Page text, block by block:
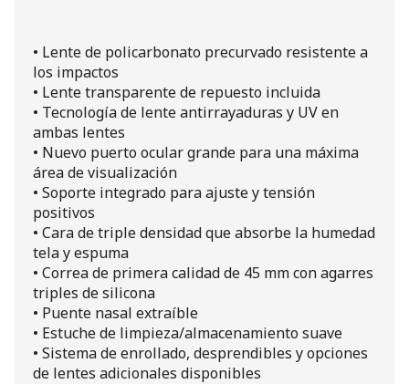
• Lente de policarbonato precurvado resistente a
los impactos
• Lente transparente de repuesto incluida
• Tecnología de lente antirrayaduras y UV en
ambas lentes
• Nuevo puerto ocular grande para una máxima
área de visualización
• Soporte integrado para ajuste y tensión
positivos
• Cara de triple densidad que absorbe la humedad
tela y espuma
• Correa de primera calidad de 45 mm con agarres
triples de silicona
• Puente nasal extraíble
• Estuche de limpieza/almacenamiento suave
• Sistema de enrollado, desprendibles y opciones
de lentes adicionales disponibles